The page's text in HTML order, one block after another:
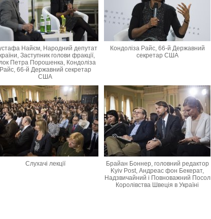
Найєм, Народний депутат
Заступник голови фракції,
Петра Порошенка, Кондоліза
Райс, 66-й Державний секретар
США
Кондоліза Райс, 66-й Державний
секретар США
Слухачі лекції
Брайан Боннер, головний редактор
Kyiv Post, Андреас фон Бекерат,
Надзвичайний і Повноважний Посол
Королівства Швеція в Україні